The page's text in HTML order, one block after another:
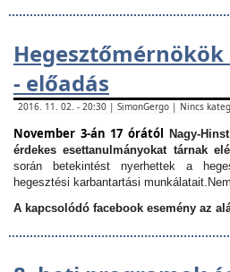
- előadás
2016. 11. 02. - 20:30 | SimonGergo | Nincs
November 3-án 17 órától Nagy-
érdekes esettanulmányokat tárnak
során betekintést nyerhettek a
hegesztési karbantartási munkálatait.
A kapcsolódó facebook esemény az